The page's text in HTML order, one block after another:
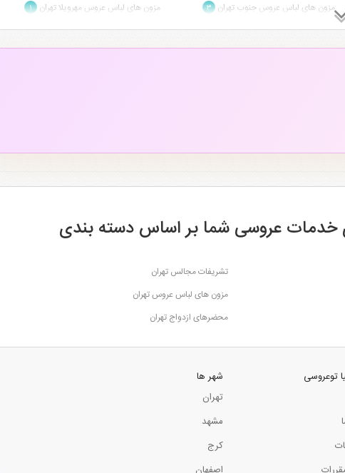
مزون های لباس عروس جنوب تهران ۳ مزون های لباس عروس مهرویلا تهران ۱
عروسی شما بر اساس دسته بندی
تشریفات مجالس تهران
مزون های لباس عروس تهران
محضرهای ازدواج تهران
توعروسی
شهر ها
تهران
مشهد
کرج